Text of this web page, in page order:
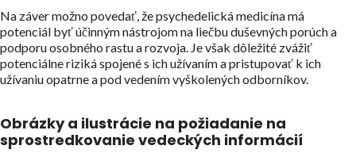
Na záver možno povedať, že psychedelická medicína má
potenciál byť účinným nástrojom na liečbu duševných porúch a
podporu osobného rastu a rozvoja. Je však dôležité zvážiť
potenciálne riziká spojené s ich užívaním a pristupovať k ich
užívaniu opatrne a pod vedením vyškolených odborníkov.
Obrázky a ilustrácie na požiadanie na
sprostredkovanie vedeckých informácií